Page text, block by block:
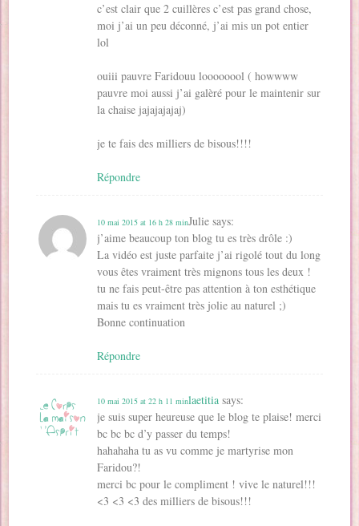
c’est clair que 2 cuillères c’est pas grand chose,
moi j’ai un peu déconné, j’ai mis un pot entier
lol
ouiii pauvre Faridouu loooooool ( howwww
pauvre moi aussi j’ai galèré pour le maintenir sur
la chaise jajajajajaj)
je te fais des milliers de bisous!!!!
Répondre
Julie says:
10 mai 2015 at 16 h 28 min
j’aime beaucoup ton blog tu es très drôle :)
La vidéo est juste parfaite j’ai rigolé tout du long
vous êtes vraiment très mignons tous les deux !
tu ne fais peut-être pas attention à ton esthétique
mais tu es vraiment très jolie au naturel ;)
Bonne continuation
Répondre
laetitia says:
10 mai 2015 at 22 h 11 min
je suis super heureuse que le blog te plaise! merci
bc bc bc d’y passer du temps!
hahahaha tu as vu comme je martyrise mon
Faridou?!
merci bc pour le compliment ! vive le naturel!!!
<3 <3 <3 des milliers de bisous!!!